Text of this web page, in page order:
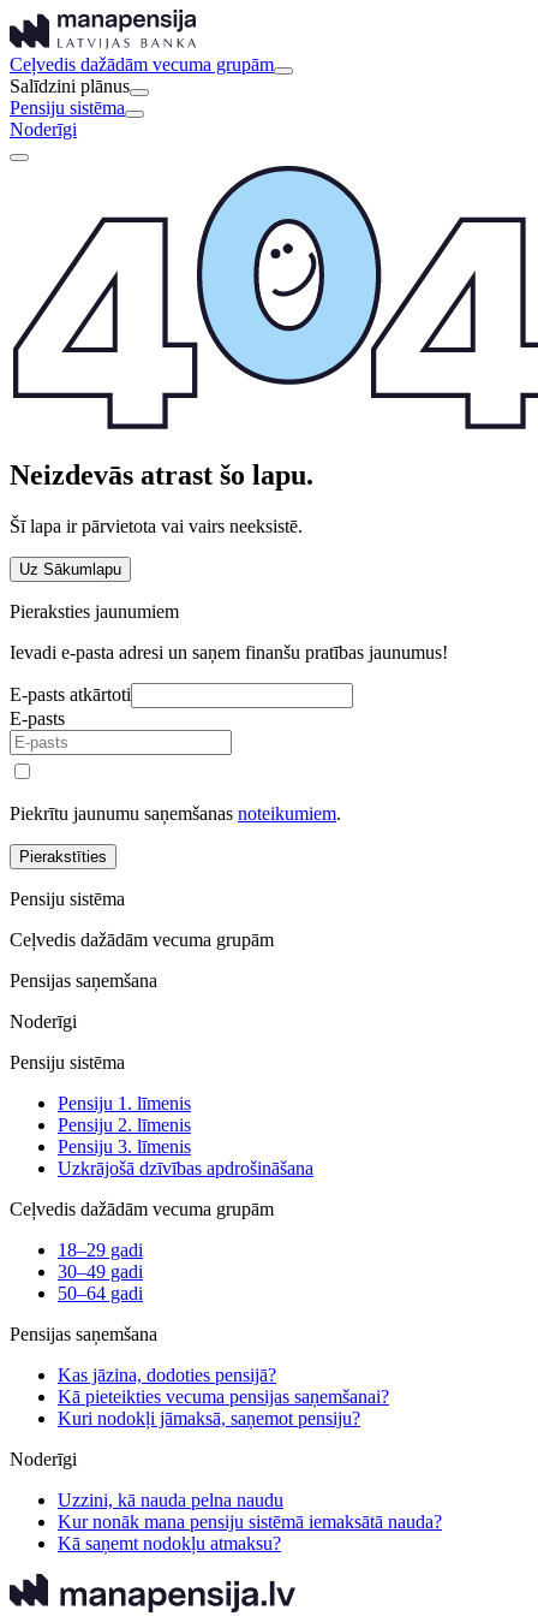
Ceļvedis dažādām vecuma grupām
Salīdzini plānus
Pensiju sistēma
Noderīgi
Neizdevās atrast šo lapu.
Šī lapa ir pārvietota vai vairs neeksistē.
Uz Sākumlapu
Pieraksties jaunumiem
Ievadi e-pasta adresi un saņem finanšu pratības jaunumus!
E-pasts atkārtoti
E-pasts
Piekrītu jaunumu saņemšanas noteikumiem.
Pierakstīties
Pensiju sistēma
Ceļvedis dažādām vecuma grupām
Pensijas saņemšana
Noderīgi
Pensiju sistēma
Pensiju 1. līmenis
Pensiju 2. līmenis
Pensiju 3. līmenis
Uzkrājošā dzīvības apdrošināšana
Ceļvedis dažādām vecuma grupām
18–29 gadi
30–49 gadi
50–64 gadi
Pensijas saņemšana
Kas jāzina, dodoties pensijā?
Kā pieteikties vecuma pensijas saņemšanai?
Kuri nodokļi jāmaksā, saņemot pensiju?
Noderīgi
Uzzini, kā nauda pelna naudu
Kur nonāk mana pensiju sistēmā iemaksātā nauda?
Kā saņemt nodokļu atmaksu?